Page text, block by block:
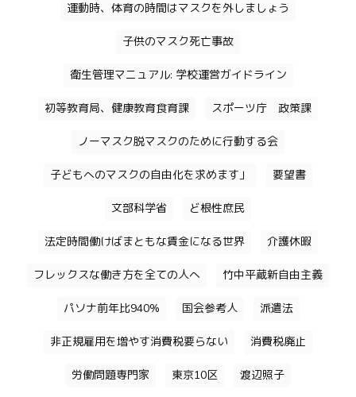
運動時、体育の時間はマスクを外しましょう
子供のマスク死亡事故
衛生管理マニュアル: 学校運営ガイドライン
初等教育局、健康教育食育課 スポーツ庁 政策課
ノーマスク脱マスクのために行動する会
子どもへのマスクの自由化を求めます」 要望書
文部科学省 ど根性庶民
法定時間働けばまともな賃金になる世界 介護休暇
フレックスな働き方を全ての人へ 竹中平蔵新自由主義
パソナ前年比940% 国会参考人 派遣法
非正規雇用を増やす消費税要らない 消費税廃止
労働問題専門家 東京10区 渡辺照子